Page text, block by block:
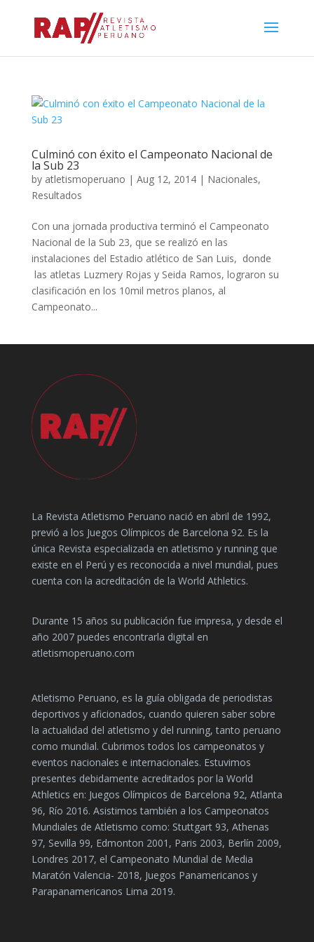
Culminó con éxito el Campeonato Nacional de
la Sub 23
by atletismoperuano | Aug 12, 2014| Nacionales,
Resultados
Con una jornada productiva terminó el Campeonato
Nacional de la Sub 23, que se realizó en las
instalaciones del Estadio atlético de San Luis, donde
las atletas Luzmery Rojas y Seida Ramos, lograron su
clasificación en los 10mil metros planos, al
Campeonato...
La Revista Atletismo Peruano nació en abril de 1992,
previó a los Juegos Olímpicos de Barcelona 92. Es la
única Revista especializada en atletismo y running que
existe en el Perú y es reconocida a nivel mundial, pues
cuenta con la acreditación de la World Athletics.
Durante 15 años su publicación fue impresa, y desde el
año 2007 puedes encontrarla digital en
atletismoperuano.com
Atletismo Peruano, es la guía obligada de periodistas
deportivos y aficionados, cuando quieren saber sobre
la actualidad del atletismo y del running, tanto peruano
como mundial. Cubrimos todos los campeonatos y
eventos nacionales e internacionales. Estuvimos
presentes debidamente acreditados por la World
Athletics en: Juegos Olímpicos de Barcelona 92, Atlanta
96, Río 2016. Asistimos también a los Campeonatos
Mundiales de Atletismo como: Stuttgart 93, Athenas
97, Sevilla 99, Edmonton 2001, Paris 2003, Berlín 2009,
Londres 2017, el Campeonato Mundial de Media
Maratón Valencia- 2018, Juegos Panamericanos y
Parapanamericanos Lima 2019.